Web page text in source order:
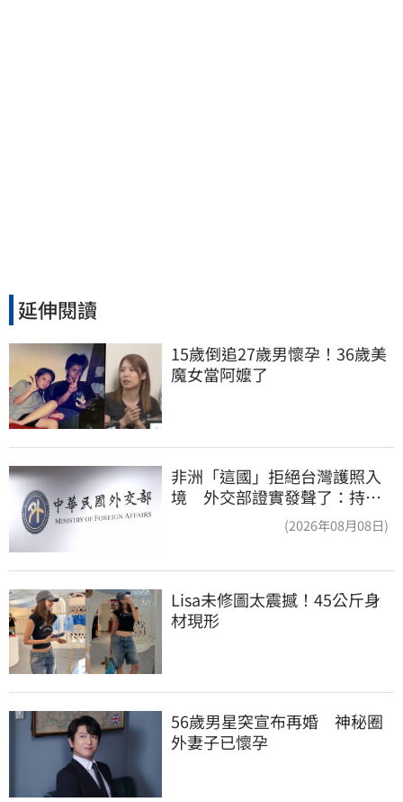
延伸閱讀
15歲倒追27歲男懷孕！36歲美
魔女當阿嬤了
非洲「這國」拒絕台灣護照入
境 外交部證實發聲了：持續
(2026年08月08日)
Lisa未修圖太震撼！45公斤身
材現形
56歲男星突宣布再婚　神秘圈
外妻子已懷孕